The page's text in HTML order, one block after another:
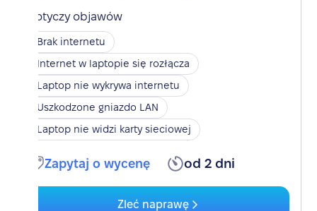
Dotyczy objawów
Brak internetu
Internet w laptopie się rozłącza
Laptop nie wykrywa internetu
Uszkodzone gniazdo LAN
Laptop nie widzi karty sieciowej
Zapytaj o wycenę od 2 dni
Zleć naprawę